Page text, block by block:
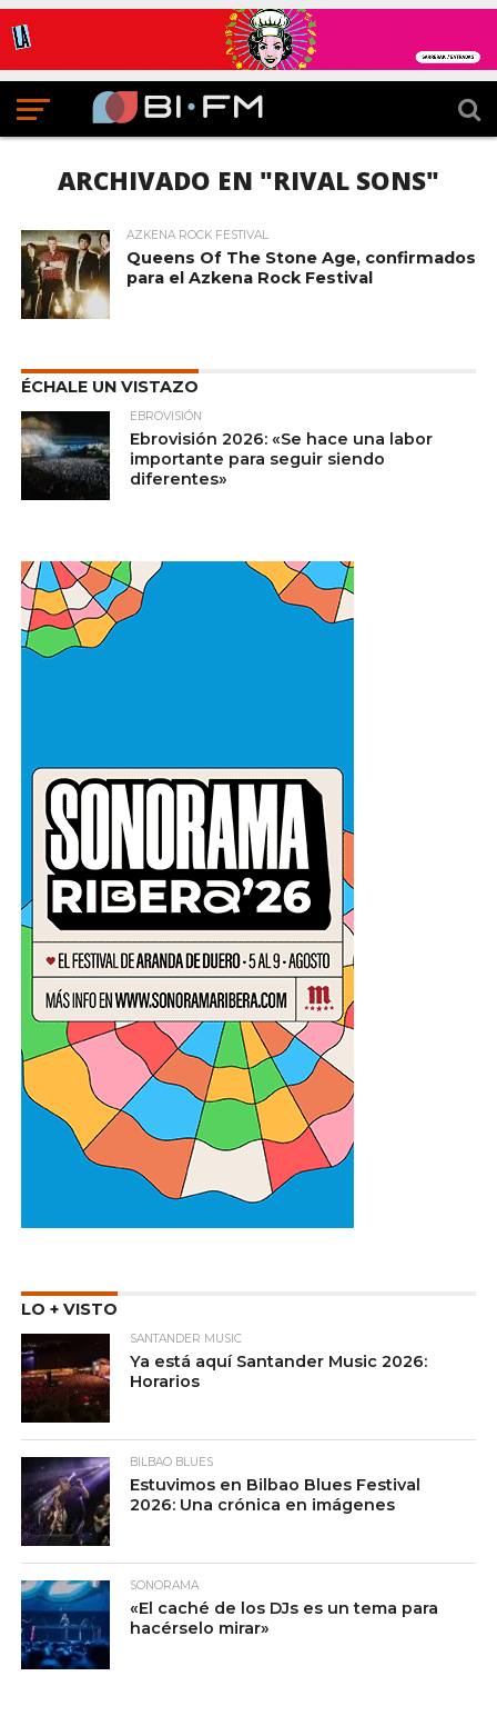
ARCHIVADO EN "RIVAL SONS"
AZKENA ROCK FESTIVAL
Queens Of The Stone Age, confirmados
para el Azkena Rock Festival
ÉCHALE UN VISTAZO
EBROVISIÓN
Ebrovisión 2026: «Se hace una labor
importante para seguir siendo
diferentes»
LO + VISTO
SANTANDER MUSIC
Ya está aquí Santander Music 2026:
Horarios
BILBAO BLUES
Estuvimos en Bilbao Blues Festival
2026: Una crónica en imágenes
SONORAMA
«El caché de los DJs es un tema para
hacérselo mirar»